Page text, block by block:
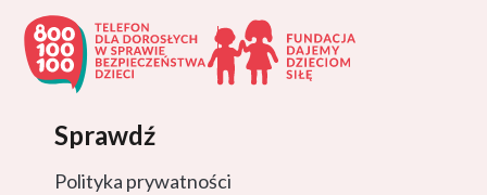
Sprawdź
Polityka prywatności